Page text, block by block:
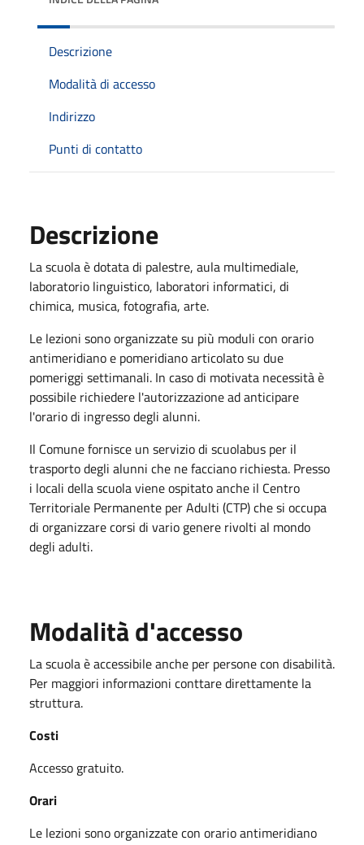
Descrizione
Modalità di accesso
Indirizzo
Punti di contatto
Descrizione
La scuola è dotata di palestre, aula multimediale,
laboratorio linguistico, laboratori informatici, di
chimica, musica, fotografia, arte.
Le lezioni sono organizzate su più moduli con orario
antimeridiano e pomeridiano articolato su due
pomeriggi settimanali. In caso di motivata necessità è
possibile richiedere l'autorizzazione ad anticipare
l'orario di ingresso degli alunni.
Il Comune fornisce un servizio di scuolabus per il
trasporto degli alunni che ne facciano richiesta. Presso
i locali della scuola viene ospitato anche il Centro
Territoriale Permanente per Adulti (CTP) che si occupa
di organizzare corsi di vario genere rivolti al mondo
degli adulti.
Modalità d'accesso
La scuola è accessibile anche per persone con disabilità.
Per maggiori informazioni conttare direttamente la
struttura.
Costi
Accesso gratuito.
Orari
Le lezioni sono organizzate con orario antimeridiano